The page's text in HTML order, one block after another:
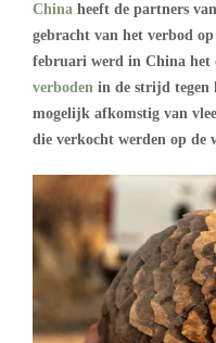
China heeft de partners van
gebracht van het verbod
februari werd in China het
verboden in de strijd tegen
mogelijk afkomstig van
die verkocht werden op